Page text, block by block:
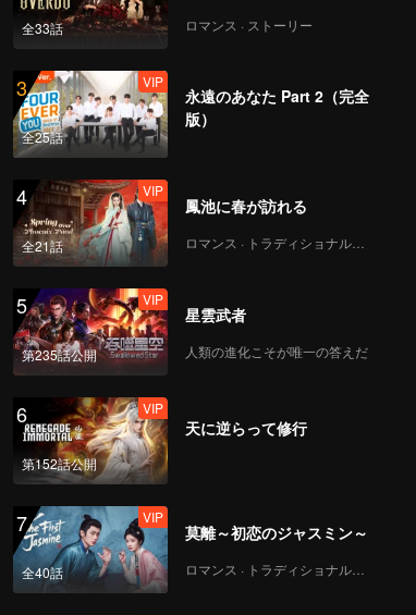
全33話 ロマンス · ストーリー
3
全25話
VIP
永遠のあなた Part 2（完全
版）
4
全21話
VIP
鳳池に春が訪れる
ロマンス · トラディショナル・コスチューム
5
第235話公開
VIP
星雲武者
人類の進化こそが唯一の答えだ
6
第152話公開
VIP
天に逆らって修行
7
全40話
VIP
莫離～初恋のジャスミン～
ロマンス · トラディショナル・コスチューム